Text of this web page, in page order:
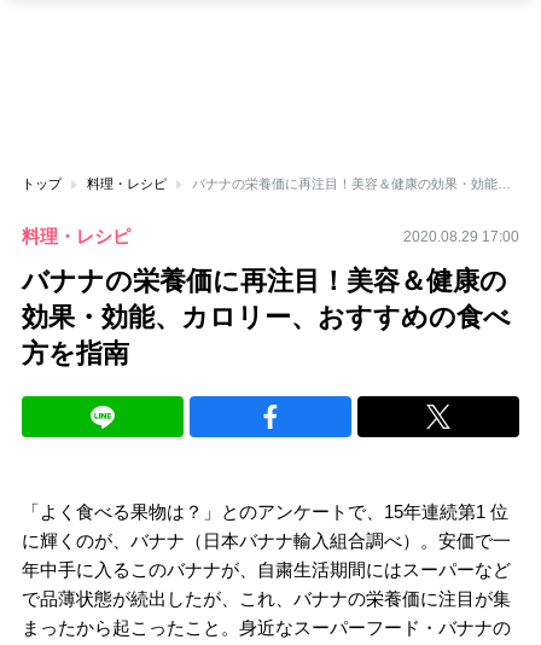
トップ 料理・レシピ バナナの栄養価に再注目！美容＆健康の効果・効能、カロリー、おすすめの食べ方を指南
料理・レシピ 2020.08.29 17:00
バナナの栄養価に再注目！美容＆健康の
効果・効能、カロリー、おすすめの食べ
方を指南
「よく食べる果物は？」とのアンケートで、15年連続第1 位
に輝くのが、バナナ（日本バナナ輸入組合調べ）。安価で一
年中手に入るこのバナナが、自粛生活期間にはスーパーなど
で品薄状態が続出したが、これ、バナナの栄養価に注目が集
まったから起こったこと。身近なスーパーフード・バナナの